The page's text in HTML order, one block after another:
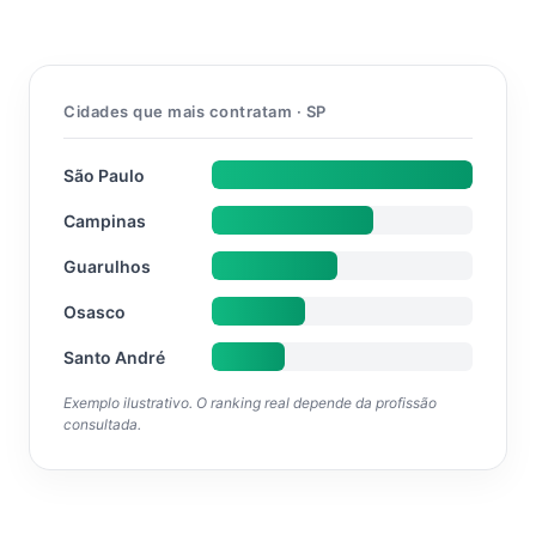
Cidades que mais contratam · SP
São Paulo
Campinas
Guarulhos
Osasco
Santo André
Exemplo ilustrativo. O ranking real depende da profissão
consultada.